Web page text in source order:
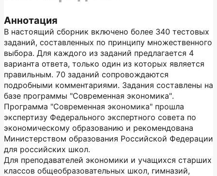
Аннотация
В настоящий сборник включено более 340 тестовых
заданий, составленных по принципу множественного
выбора. Для каждого из заданий предлагается 4
варианта ответа, только один из которых является
правильным. 70 заданий сопровождаются
подробными комментариями. Задания составлены на
базе программы "Современная экономика".
Программа "Современная экономика" прошла
экспертизу Федерального экспертного совета по
экономическому образованию и рекомендована
Министерством образования Российской Федерации
для российских школ.
Для преподавателей экономики и учащихся старших
классов общеобразовательных школ, гимназий,